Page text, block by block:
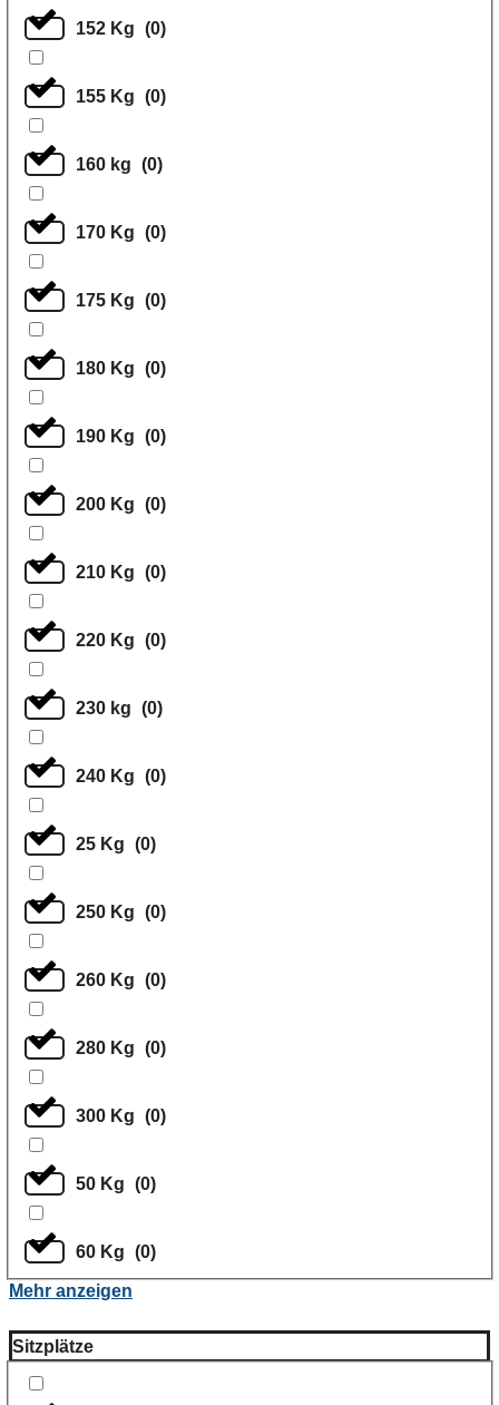
152 Kg (0)
155 Kg (0)
160 kg (0)
170 Kg (0)
175 Kg (0)
180 Kg (0)
190 Kg (0)
200 Kg (0)
210 Kg (0)
220 Kg (0)
230 kg (0)
240 Kg (0)
25 Kg (0)
250 Kg (0)
260 Kg (0)
280 Kg (0)
300 Kg (0)
50 Kg (0)
60 Kg (0)
Mehr anzeigen
Sitzplätze